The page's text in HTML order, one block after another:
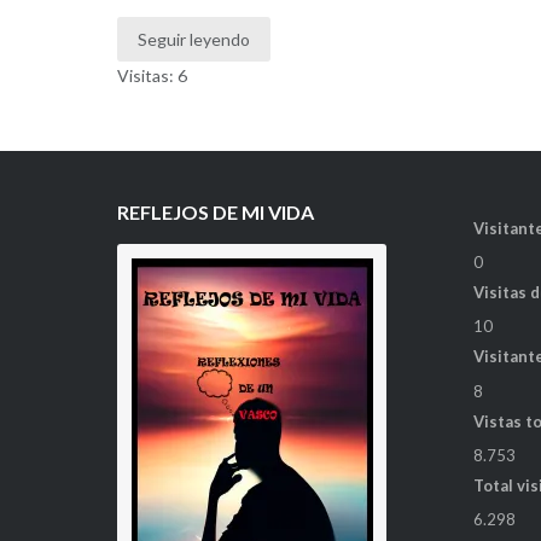
Seguir leyendo
Visitas: 6
REFLEJOS DE MI VIDA
0
Visitas
10
8
Vistas
8.753
Total
6.298